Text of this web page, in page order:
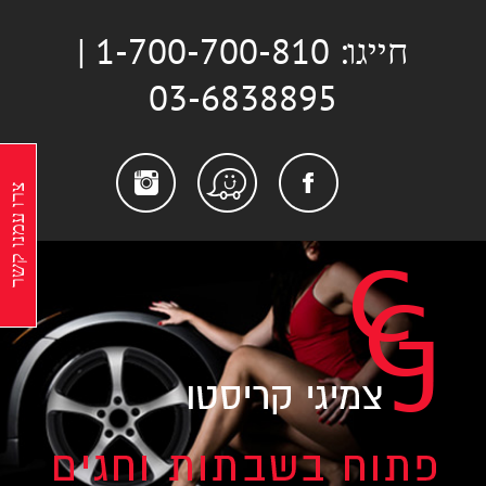
חייגו: 1-700-700-810 |
03-6838895
Facebook
Waze
צרו עמנו קשר